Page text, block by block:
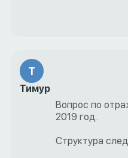
Т
Тимур
Вопрос по
2019 год.
Структура